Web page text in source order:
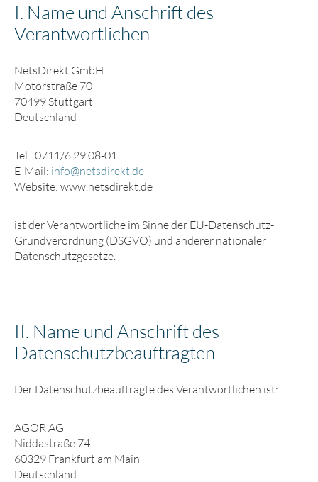
I. Name und Anschrift des
Verantwort­lichen
NetsDirekt GmbH
Motorstraße 70
70499 Stuttgart
Deutschland
Tel.: 0711/6 29 08-01
E-Mail: info@netsdirekt.de
Website: www.netsdirekt.de
ist der Verantwortliche im Sinne der EU-Datenschutz-
Grundverordnung (DSGVO) und anderer nationaler
Datenschutzgesetze.
II. Name und Anschrift des
Datenschutz­beauftragten
Der Datenschutzbeauftragte des Verantwortlichen ist:
AGOR AG
Niddastraße 74
60329 Frankfurt am Main
Deutschland